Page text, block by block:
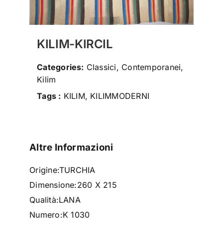
KILIM-KIRCIL
Categories: Classici, Contemporanei,
Kilim
Tags : KILIM, KILIMMODERNI
Altre Informazioni
Origine:TURCHIA
Dimensione:260 X 215
Qualità:LANA
Numero:K 1030